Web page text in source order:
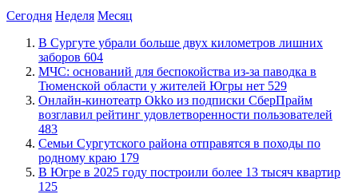
Сегодня Неделя Месяц
​В Сургуте убрали больше двух километров лишних
заборов 604
​МЧС: оснований для беспокойства из-за паводка в
Тюменской области у жителей Югры нет 529
​Онлайн-кинотеатр Okko из подписки СберПрайм
возглавил рейтинг удовлетворенности пользователей
483
​Семьи Сургутского района отправятся в походы по
родному краю 179
​В Югре в 2025 году построили более 13 тысяч квартир
125